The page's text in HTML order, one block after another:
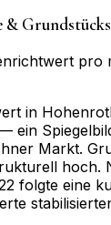
pro
in
ein
Markt.
hoch.
folgte eine